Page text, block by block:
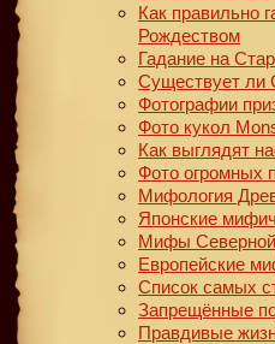
Как правильно
Рождеством
Гадание на
Существует ли
Фотографии
Фото кукол
Как выглядят
Фото огромных
Мифология
Японские
Мифы
Европейские
Список самых
Запрещённые
Правдивые